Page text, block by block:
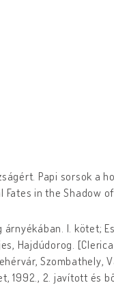
Papi sorsok a
in the Shadow
I. kötet;
Hajdúdorog.
Szombathely,
1992., 2. javított és